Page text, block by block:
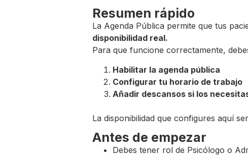
Resumen rápido
La Agenda Pública permite que tus
disponibilidad real.
Para que funcione correctamente,
Habilitar la agenda pública
Configurar tu horario de trabajo
Añadir descansos si los
La disponibilidad que configures aquí
Antes de empezar
Debes tener rol de Psicólogo o